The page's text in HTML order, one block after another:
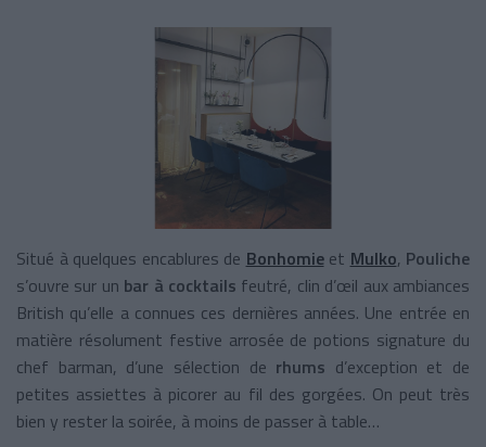
Situé à quelques encablures de Bonhomieet Mulko, Pouliche
s’ouvre sur un bar à cocktails feutré, clin d’œil aux ambiances
British qu’elle a connues ces dernières années. Une entrée en
matière résolument festive arrosée de potions signature du
chef barman, d’une sélection de rhums d’exception et de
petites assiettes à picorer au fil des gorgées. On peut très
bien y rester la soirée, à moins de passer à table…